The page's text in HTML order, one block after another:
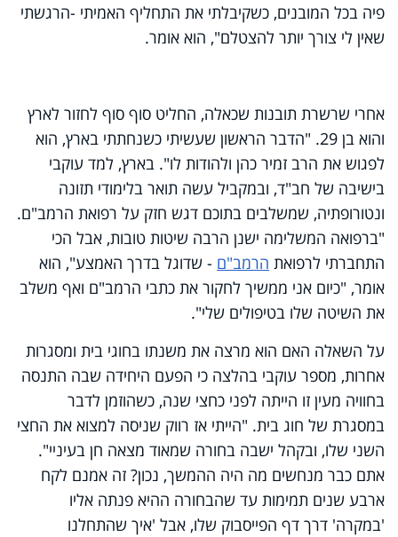
פיה בכל המובנים, כשקיבלתי את התחליף האמיתי -הרגשתי
שאין לי צורך יותר להצטלם", הוא אומר.
אחרי שרשרת תובנות שכאלה, החליט סוף סוף לחזור לארץ
והוא בן 29. "הדבר הראשון שעשיתי כשנחתתי בארץ, הוא
לפגוש את הרב זמיר כהן ולהודות לו". בארץ, למד עוקבי
בישיבה של חב"ד, ובמקביל עשה תואר בלימודי תזונה
ונטורופתיה, שמשלבים בתוכם דגש חזק על רפואת הרמב"ם.
"ברפואה המשלימה ישנן הרבה שיטות טובות, אבל הכי
התחברתי לרפואת הרמב"ם - שדוגל בדרך האמצע", הוא
אומר, "כיום אני ממשיך לחקור את כתבי הרמב"ם ואף משלב
את השיטה שלו בטיפולים שלי".
על השאלה האם הוא מרצה את משנתו בחוגי בית ומסגרות
אחרות, מספר עוקבי בהלצה כי הפעם היחידה שבה התנסה
בחוויה מעין זו הייתה לפני כחצי שנה, כשהוזמן לדבר
במסגרת של חוג בית. "הייתי אז רווק שניסה למצוא את החצי
השני שלו, ובקהל ישבה בחורה שמאוד מצאה חן בעיניי".
אתם כבר מנחשים מה היה ההמשך, נכון? זה אמנם לקח
ארבע שנים תמימות עד שהבחורה ההיא פנתה אליו
'במקרה' דרך דף הפייסבוק שלו, אבל 'איך שהתחלנו